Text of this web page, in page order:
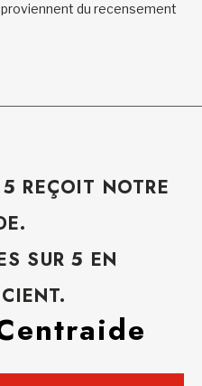
du recensement
REÇOIT NOTRE
SUR 5 EN